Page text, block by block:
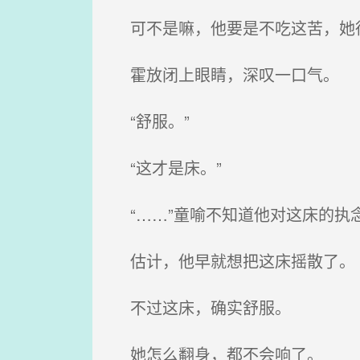
可不是嘛，他要是不吃这苦，她
霍放闭上眼睛，深叹一口气。
“舒服。”
“这才是床。”
“……”童喻不知道他对这床的执
估计，他早就想把这床摇散了。
不过这床，确实舒服。
她怎么翻身，都不会响了。